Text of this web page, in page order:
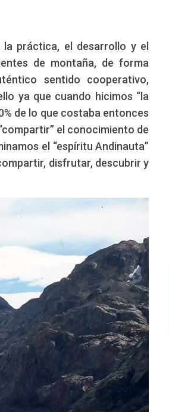
práctica, el desarrollo y el
de montaña, de forma
sentido cooperativo,
ya que cuando hicimos “la
de lo que costaba entonces
el conocimiento de
el “espíritu Andinauta”
disfrutar, descubrir y